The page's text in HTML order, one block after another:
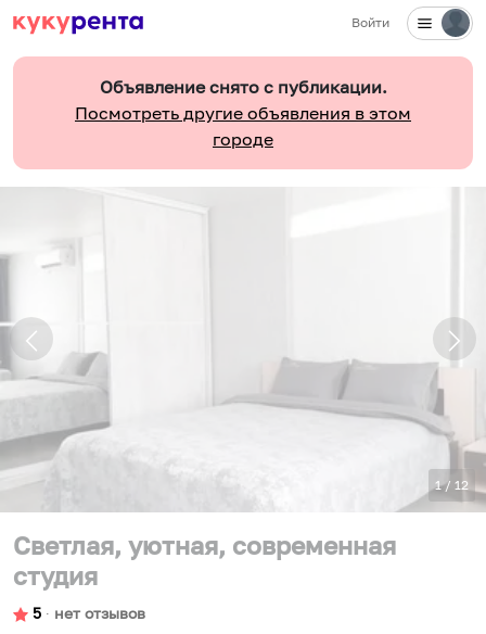
Войти
Объявление снято с публикации.
Посмотреть другие объявления в этом
городе
1/ 12
Светлая, уютная, современная
студия
5 ∙ нет отзывов